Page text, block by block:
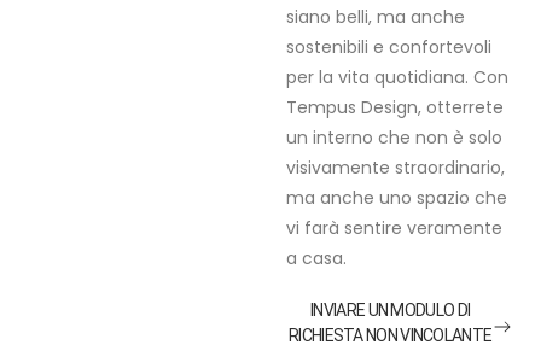
siano belli, ma anche
sostenibili e confortevoli
per la vita quotidiana. Con
Tempus Design, otterrete
un interno che non è solo
visivamente straordinario,
ma anche uno spazio che
vi farà sentire veramente
a casa.
INVIARE UN MODULO DI
RICHIESTA NON VINCOLANTE